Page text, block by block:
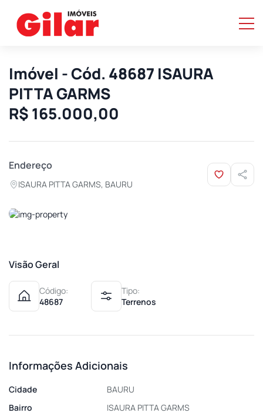
Imóvel - Cód. 48687 ISAURA
PITTA GARMS
R$ 165.000,00
Endereço
ISAURA PITTA GARMS, BAURU
Visão Geral
Código:
48687
Tipo:
Terrenos
Informações Adicionais
Cidade
BAURU
Bairro
ISAURA PITTA GARMS